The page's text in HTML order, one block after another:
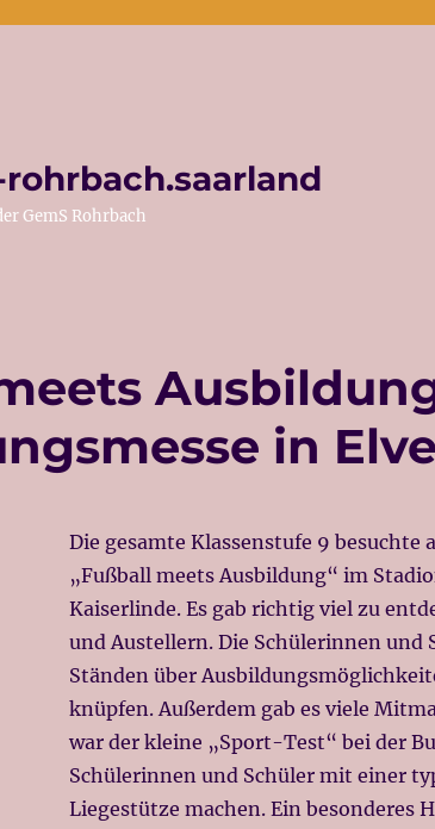
GemS Rohrbach
in
Die gesamte Klassenstufe 9 besuchte
„Fußball meets Ausbildung“ im
Kaiserlinde. Es gab richtig viel zu
und Austellern. Die Schülerinnen und
Ständen über
knüpfen. Außerdem gab es viele
war der kleine „Sport-Test“ bei der
Schülerinnen und Schüler mit einer
Liegestütze machen. Ein besonderes